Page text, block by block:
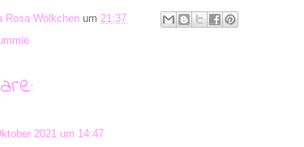
Rosa Wölkchen um 21:37
2021 um 14:47